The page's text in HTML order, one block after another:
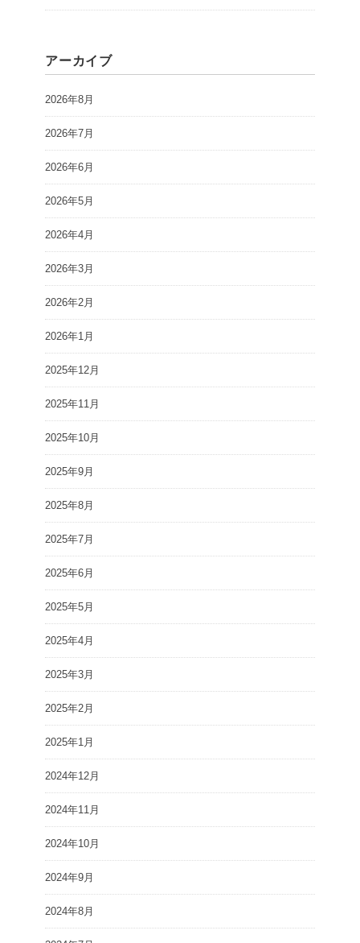
アーカイブ
2026年8月
2026年7月
2026年6月
2026年5月
2026年4月
2026年3月
2026年2月
2026年1月
2025年12月
2025年11月
2025年10月
2025年9月
2025年8月
2025年7月
2025年6月
2025年5月
2025年4月
2025年3月
2025年2月
2025年1月
2024年12月
2024年11月
2024年10月
2024年9月
2024年8月